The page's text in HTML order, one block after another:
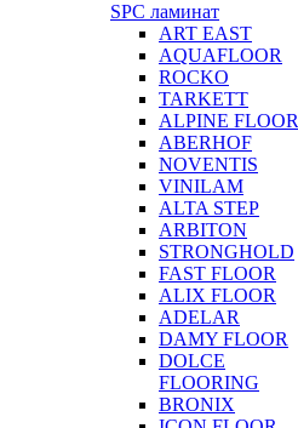
SPC ламинат
ART EAST
AQUAFLOOR
ROCKO
TARKETT
ALPINE FLOOR
ABERHOF
NOVENTIS
VINILAM
ALTA STEP
ARBITON
STRONGHOLD
FAST FLOOR
ALIX FLOOR
ADELAR
DAMY FLOOR
DOLCE
FLOORING
BRONIX